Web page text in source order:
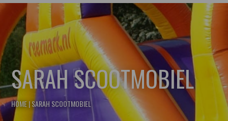
SARAH SCOOTMOBIEL
HOME|SARAH SCOOTMOBIEL